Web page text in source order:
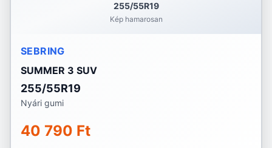
255/55R19
Kép hamarosan
SEBRING
SUMMER 3 SUV
255/55R19
Nyári gumi
40 790 Ft